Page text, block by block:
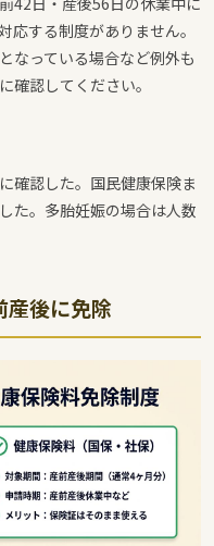
応する制度がありません。
なっている場合など例外も
確認してください。
確認した。国民健康保険ま
た。多胎妊娠の場合は人数
産後に免除